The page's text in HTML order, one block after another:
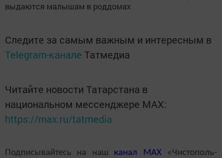
выдаются малышам в роддомах
Следите за самым важным и интересным в
Telegram-канале Татмедиа
Читайте новости Татарстана в
национальном мессенджере MАХ:
https://max.ru/tatmedia
Подписывайтесь на наш канал MAX«Чистополь-